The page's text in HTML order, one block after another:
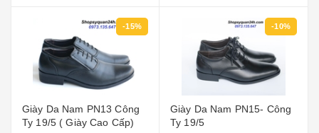
-15%
Giày Da Nam PN13 Công
Ty 19/5 ( Giày Cao Cấp)
-10%
Giày Da Nam PN15- Công
Ty 19/5